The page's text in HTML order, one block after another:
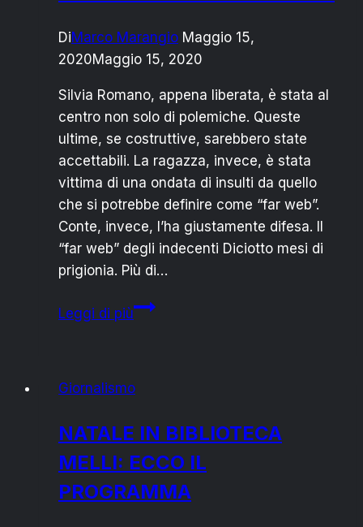
DiMarco Marangio Maggio 15,
2020Maggio 15, 2020
Silvia Romano, appena liberata, è stata al
centro non solo di polemiche. Queste
ultime, se costruttive, sarebbero state
accettabili. La ragazza, invece, è stata
vittima di una ondata di insulti da quello
che si potrebbe definire come “far web”.
Conte, invece, l’ha giustamente difesa. Il
“far web” degli indecenti Diciotto mesi di
prigionia. Più di…
Leggi di piùSilvia
“far
e
stimata
Conte
Giornalismo
NATALE IN BIBLIOTECA
MELLI: ECCO IL
PROGRAMMA